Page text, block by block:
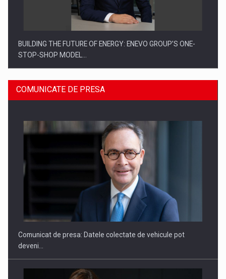
BUILDING THE FUTURE OF ENERGY: ENEVO GROUP’S ONE-
STOP-SHOP MODEL…
ROOTED IN ROMANIA, BUILT TO DELIVER TECHNOLOGY FOR
COMUNICATE DE PRESA
Comunicat de presa: Datele colectate de vehicule pot
deveni…